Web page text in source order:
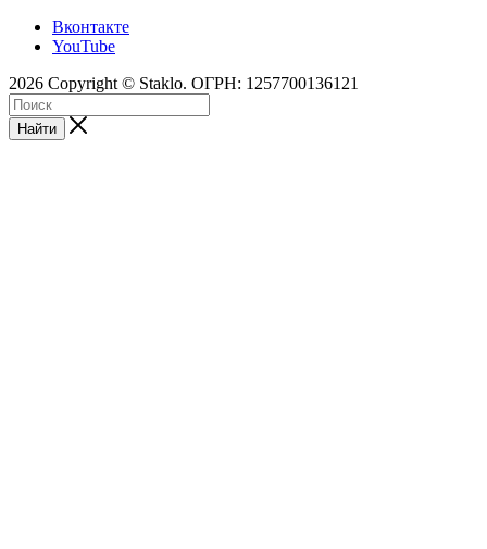
Вконтакте
YouTube
2026 Copyright © Staklo. ОГРН: 1257700136121
Найти